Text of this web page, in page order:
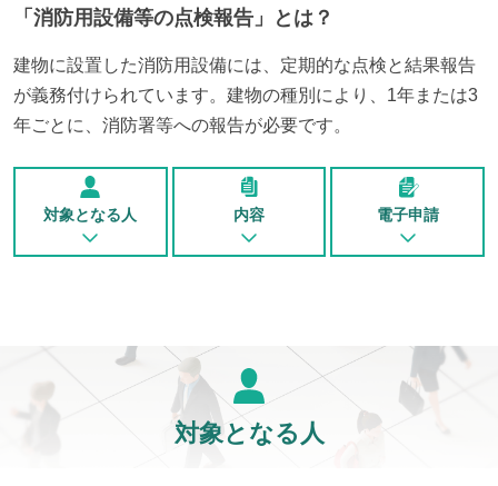
「 消防用設備等の点検報告 」とは？
建物に設置した消防用設備には、定期的な点検と結果報告
が義務付けられています。建物の種別により、1年または3
年ごとに、消防署等への報告が必要です。
対象となる人 内容 電子申請
対象となる人